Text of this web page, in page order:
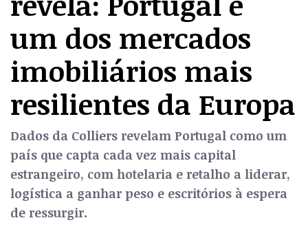
um dos mercados
imobiliários mais
resilientes da Europa
Dados da Colliers revelam Portugal como um
país que capta cada vez mais capital
estrangeiro, com hotelaria e retalho a liderar,
logística a ganhar peso e escritórios à espera
de ressurgir.